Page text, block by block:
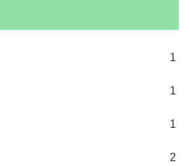
1
1
1
2